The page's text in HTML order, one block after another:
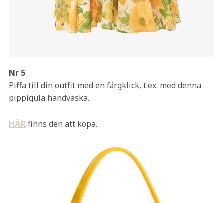
Nr 5
Piffa till din outfit med en färgklick, t.ex. med denna
pippigula handväska.
HÄRfinns den att köpa.